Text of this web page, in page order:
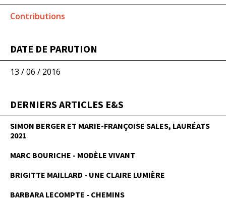
Contributions
DATE DE PARUTION
13 / 06 / 2016
DERNIERS ARTICLES E&S
SIMON BERGER ET MARIE-FRANÇOISE SALES, LAURÉATS
2021
MARC BOURICHE - MODÈLE VIVANT
BRIGITTE MAILLARD - UNE CLAIRE LUMIÈRE
BARBARA LECOMPTE - CHEMINS